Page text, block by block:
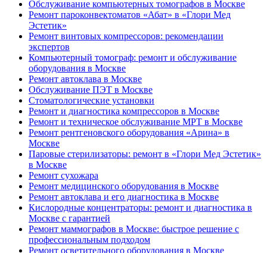
Обслуживание компьютерных томографов в Москве
Ремонт пароконвектоматов «Абат» в «Глори Мед
Эстетик»
Ремонт винтовых компрессоров: рекомендации
экспертов
Компьютерный томограф: ремонт и обслуживание
оборудования в Москве
Ремонт автоклава в Москве
Обслуживание ПЭТ в Москве
Стоматологические установки
Ремонт и диагностика компрессоров в Москве
Ремонт и техническое обслуживание МРТ в Москве
Ремонт рентгеновского оборудования «Арина» в
Москве
Паровые стерилизаторы: ремонт в «Глори Мед Эстетик»
в Москве
Ремонт сухожара
Ремонт медицинского оборудования в Москве
Ремонт автоклава и его диагностика в Москве
Кислородные концентраторы: ремонт и диагностика в
Москве с гарантией
Ремонт маммографов в Москве: быстрое решение с
профессиональным подходом
Ремонт осветительного оборудования в Москве